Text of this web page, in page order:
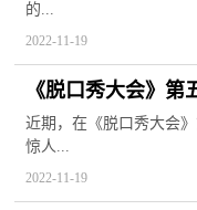
的...
2022-11-19
《脱口秀大会》
称“傻悲”是生存智
近期，在《脱口秀大会
惊人...
2022-11-19